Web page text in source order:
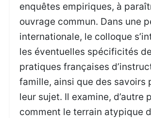
enquêtes empiriques, à
ouvrage commun. Dans une
internationale, le colloque
les éventuelles spécificités
pratiques françaises
famille, ainsi que des savoirs
leur sujet. Il examine, d’autre
comment le terrain atypique